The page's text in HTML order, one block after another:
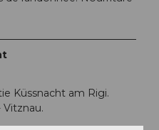
Küssnacht am Rigi.